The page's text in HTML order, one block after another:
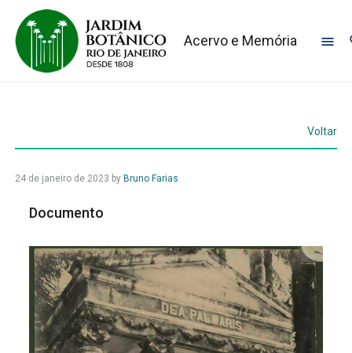
Acervo e Memória
Voltar
24 de janeiro de 2023 by Bruno Farias
Documento